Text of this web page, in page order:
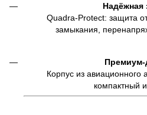
Надёжная
Quadra-Protect: защита
замыкания,
Премиум-
Корпус из авиационного
компактный